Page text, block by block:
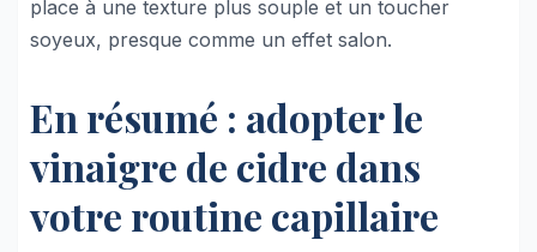
place à une texture plus souple et un toucher
soyeux, presque comme un effet salon.
En résumé : adopter le
vinaigre de cidre dans
votre routine capillaire